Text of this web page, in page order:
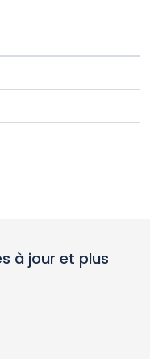
à jour et plus